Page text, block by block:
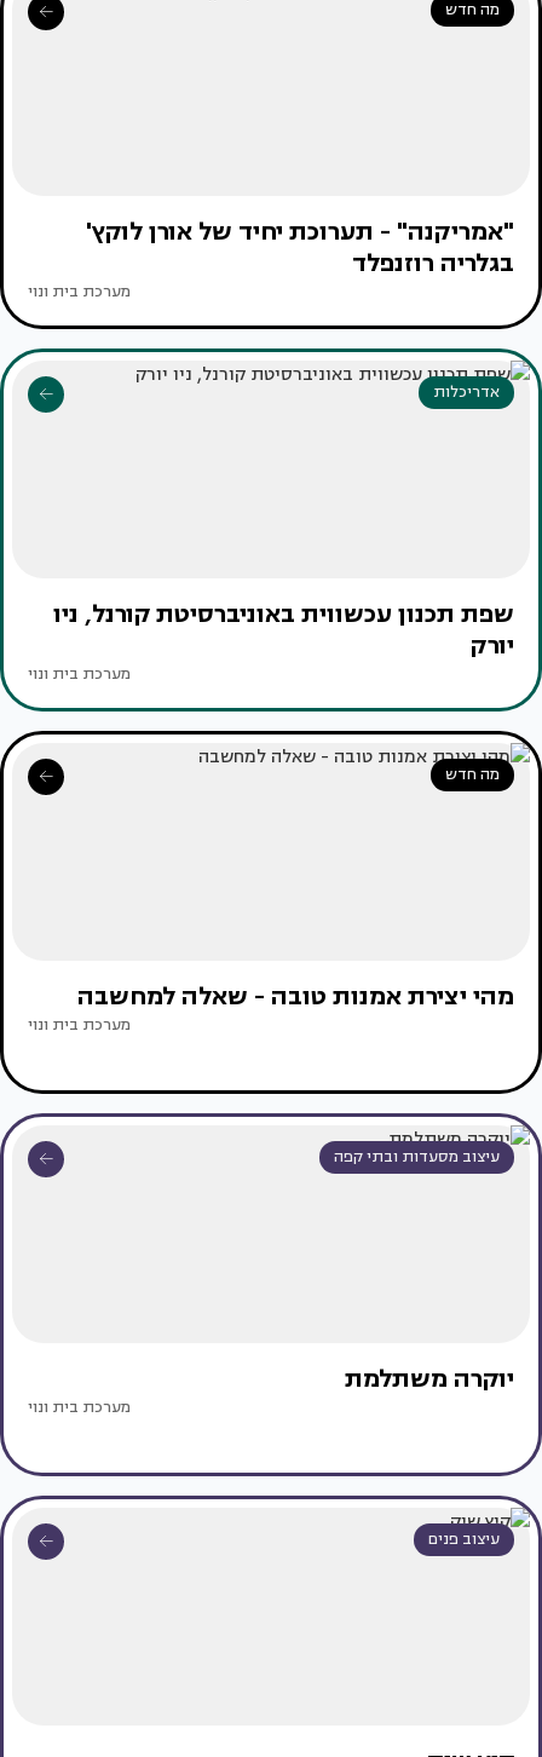
מה חדש
"אמריקנה" - תערוכת יחיד של אורן לוקץ'
בגלריה רוזנפלד
מערכת בית ונוי
אדריכלות
שפת תכנון עכשווית באוניברסיטת קורנל, ניו
יורק
מערכת בית ונוי
מה חדש
מהי יצירת אמנות טובה - שאלה למחשבה
מערכת בית ונוי
עיצוב מסעדות ובתי קפה
יוקרה משתלמת
מערכת בית ונוי
עיצוב פנים